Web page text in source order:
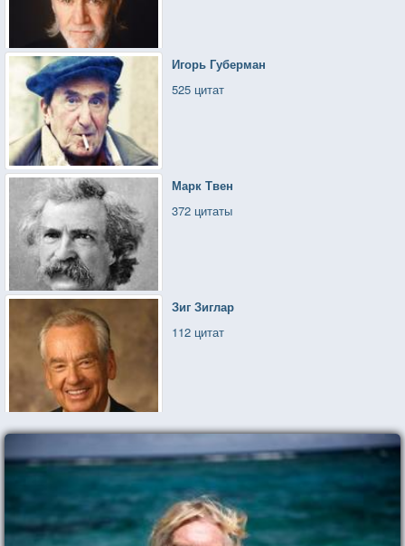
Игорь Губерман
525 цитат
Марк Твен
372 цитаты
Зиг Зиглар
112 цитат